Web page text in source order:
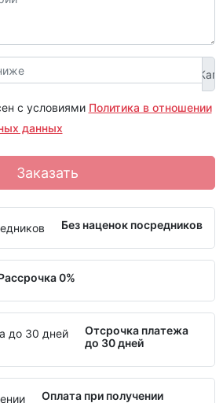
с условиями Политика в отношении
данных
Заказать
Без наценок посредников
0%
Отсрочка платежа
до 30 дней
Оплата при получении